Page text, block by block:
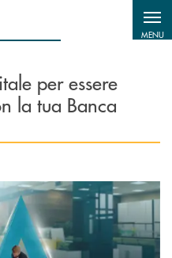
MENU
per essere
la tua Banca